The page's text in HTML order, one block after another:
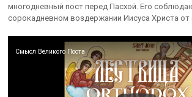
многодневный пост перед Пасхой. Его
сорокадневном воздержании Иисуса Христа от
Смысл Великого Поста